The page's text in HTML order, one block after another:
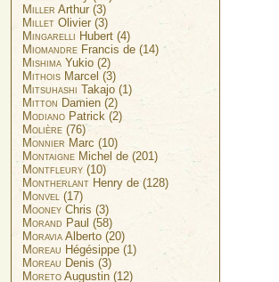
Miller Arthur (3)
Millet Olivier (3)
Mingarelli Hubert (4)
Miomandre Francis de (14)
Mishima Yukio (2)
Mithois Marcel (3)
Mitsuhashi Takajo (1)
Mitton Damien (2)
Modiano Patrick (2)
Molière (76)
Monnier Marc (10)
Montaigne Michel de (201)
Montfleury (10)
Montherlant Henry de (128)
Monvel (17)
Mooney Chris (3)
Morand Paul (58)
Moravia Alberto (20)
Moreau Hégésippe (1)
Moreau Denis (3)
Moreto Augustin (12)